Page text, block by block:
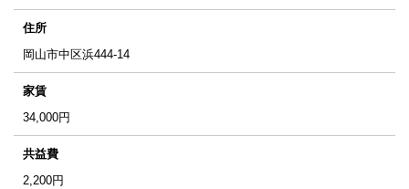
住所
岡山市中区浜444-14
家賃
34,000円
共益費
2,200円